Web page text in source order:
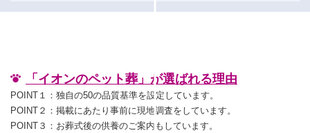
「イオンのペット葬」が選ばれる理由
POINT１：独自の50の品質基準を設定しています。
POINT２：掲載にあたり事前に現地調査をしています。
POINT３：お葬式後の供養のご案内もしています。